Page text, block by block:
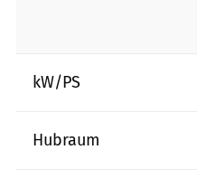
kW/PS
Hubraum